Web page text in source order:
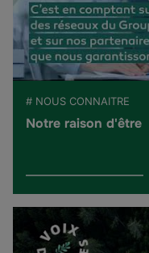
# NOUS CONNAITRE
Notre raison d'être